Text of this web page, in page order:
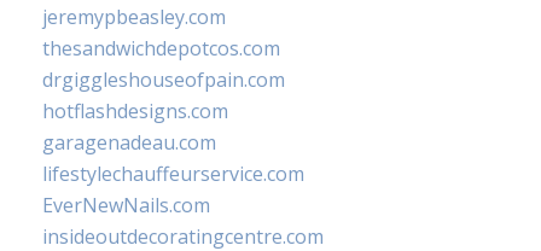
jeremypbeasley.com
thesandwichdepotcos.com
drgiggleshouseofpain.com
hotflashdesigns.com
garagenadeau.com
lifestylechauffeurservice.com
EverNewNails.com
insideoutdecoratingcentre.com